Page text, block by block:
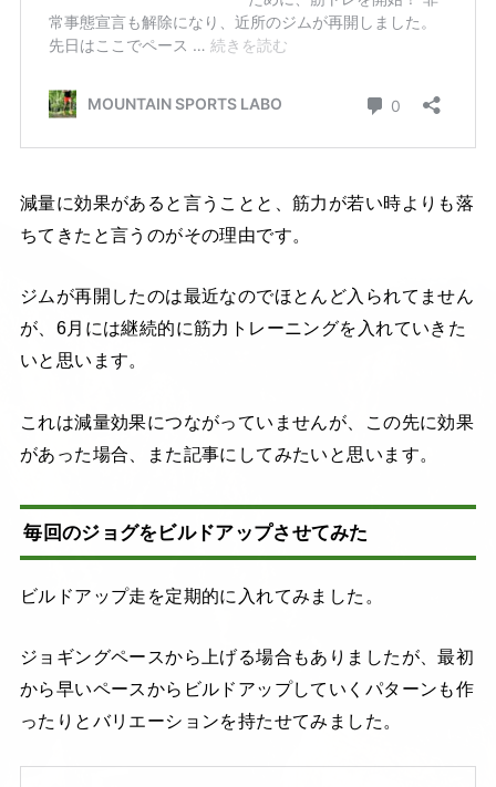
減量に効果があると言うことと、筋力が若い時よりも落
ちてきたと言うのがその理由です。
ジムが再開したのは最近なのでほとんど入られてません
が、6月には継続的に筋力トレーニングを入れていきた
いと思います。
これは減量効果につながっていませんが、この先に効果
があった場合、また記事にしてみたいと思います。
毎回のジョグをビルドアップさせてみた
ビルドアップ走を定期的に入れてみました。
ジョギングペースから上げる場合もありましたが、最初
から早いペースからビルドアップしていくパターンも作
ったりとバリエーションを持たせてみました。